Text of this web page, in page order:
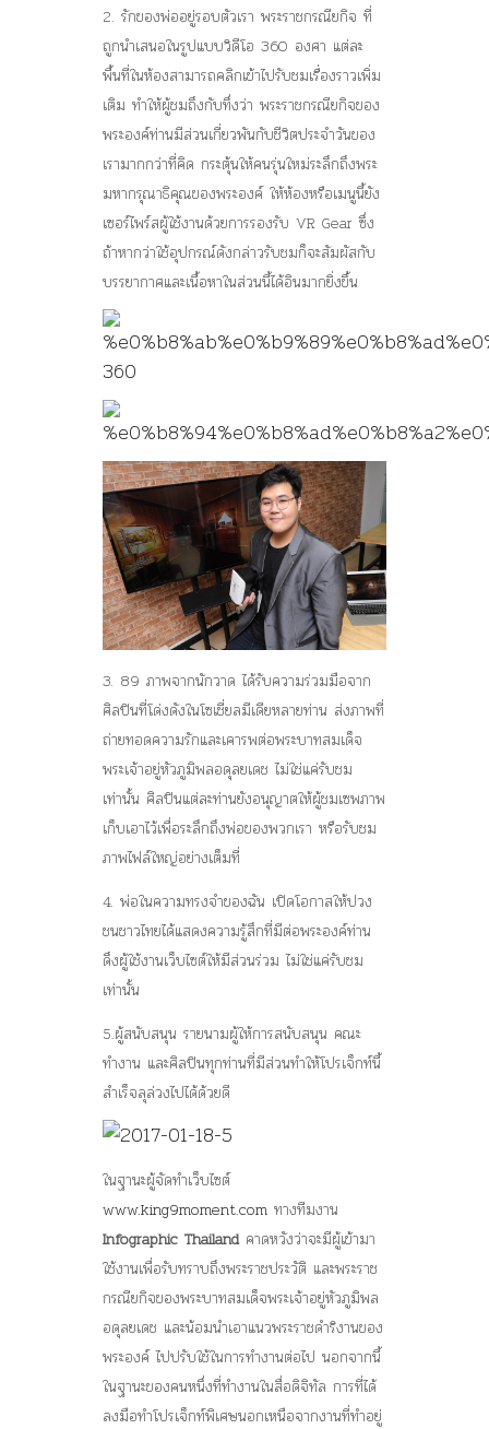
2. รักของพ่ออยู่รอบตัวเรา พระราชกรณียกิจ ที่
ถูกนำเสนอในรูปแบบวิดีโอ 360 องศา แต่ละ
พื้นที่ในห้องสามารถคลิกเข้าไปรับชมเรื่องราวเพิ่ม
เติม ทำให้ผู้ชมถึงกับทึ่งว่า พระราชกรณียกิจของ
พระองค์ท่านมีส่วนเกี่ยวพันกับชีวิตประจำวันของ
เรามากกว่าที่คิด กระตุ้นให้คนรุ่นใหม่ระลึกถึงพระ
มหากรุณาธิคุณของพระองค์ ให้ห้องหรือเมนูนี้ยัง
เซอร์ไพร์สผู้ใช้งานด้วยการรองรับ VR Gear ซึ่ง
ถ้าหากว่าใช้อุปกรณ์ดังกล่าวรับชมก็จะสัมผัสกับ
บรรยากาศและเนื้อหาในส่วนนี้ได้อินมากยิ่งขึ้น
3. 89 ภาพจากนักวาด ได้รับความร่วมมือจาก
ศิลปินที่โด่งดังในโซเชี่ยลมีเดียหลายท่าน ส่งภาพที่
ถ่ายทอดความรักและเคารพต่อพระบาทสมเด็จ
พระเจ้าอยู่หัวภูมิพลอดุลยเดช ไม่ใช่แค่รับชม
เท่านั้น ศิลปินแต่ละท่านยังอนุญาตให้ผู้ชมเซพภาพ
เก็บเอาไว้เพื่อระลึกถึงพ่อของพวกเรา หรือรับชม
ภาพไฟล์ใหญ่อย่างเต็มที่
4. พ่อในความทรงจำของฉัน เปิดโอกาสให้ปวง
ชนชาวไทยได้แสดงความรู้สึกที่มีต่อพระองค์ท่าน
ดึงผู้ใช้งานเว็บไซต์ให้มีส่วนร่วม ไม่ใช่แค่รับชม
เท่านั้น
5.ผู้สนับสนุน รายนามผู้ให้การสนับสนุน คณะ
ทำงาน และศิลปินทุกท่านที่มีส่วนทำให้โปรเจ็กท์นี้
สำเร็จลุล่วงไปได้ด้วยดี
ในฐานะผู้จัดทำเว็บไซต์
www.king9moment.com ทางทีมงาน
Infographic Thailandคาดหวังว่าจะมีผู้เข้ามา
ใช้งานเพื่อรับทราบถึงพระราชประวัติ และพระราช
กรณียกิจของพระบาทสมเด็จพระเจ้าอยู่หัวภูมิพล
อดุลยเดช และน้อมนำเอาแนวพระราชดำริงานของ
พระองค์ ไปปรับใช้ในการทำงานต่อไป นอกจากนี้
ในฐานะของคนหนึ่งที่ทำงานในสื่อดิจิทัล การที่ได้
ลงมือทำโปรเจ็กท์พิเศษนอกเหนือจากงานที่ทำอยู่